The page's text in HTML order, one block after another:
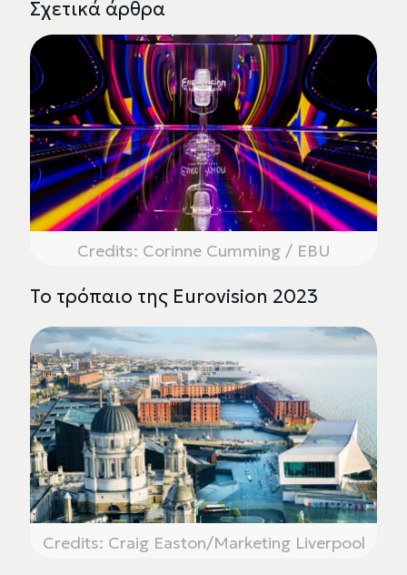
Σχετικά άρθρα
Credits: Corinne Cumming / EBU
Το τρόπαιο της Eurovision 2023
Credits: Craig Easton/Marketing Liverpool